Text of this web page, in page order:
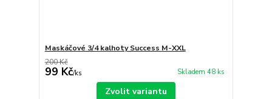
Maskáčové 3/4 kalhoty Success M-XXL
200 Kč
99 Kč/ks Skladem 48 ks
Zvolit variantu